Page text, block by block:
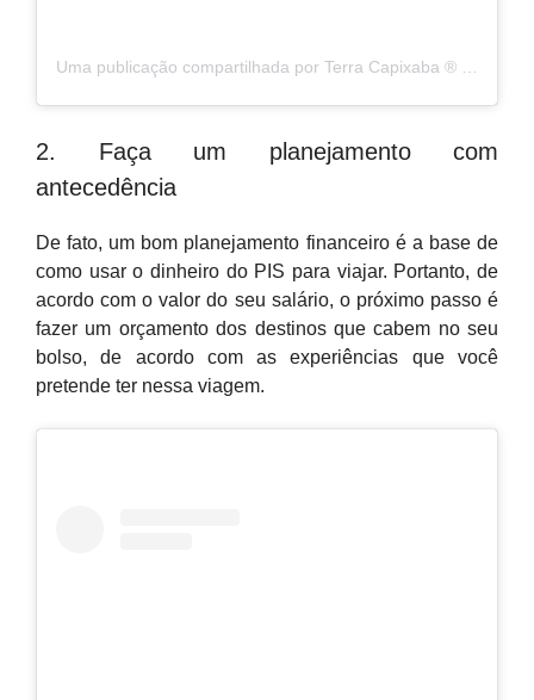
Uma publicação compartilhada por Terra Capixaba ®️ (@terracapixaba)
2. Faça um planejamento com
antecedência
De fato, um bom planejamento financeiro é a base de
como usar o dinheiro do PIS para viajar. Portanto, de
acordo com o valor do seu salário, o próximo passo é
fazer um orçamento dos destinos que cabem no seu
bolso, de acordo com as experiências que você
pretende ter nessa viagem.